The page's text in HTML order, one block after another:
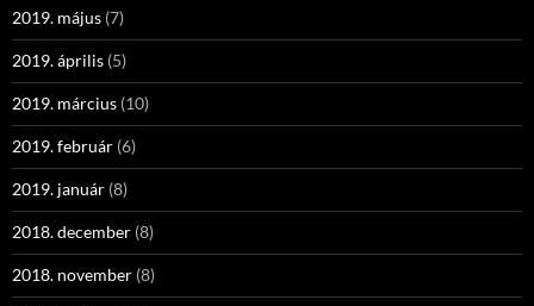
2019. május (7)
2019. április (5)
2019. március (10)
2019. február (6)
2019. január (8)
2018. december (8)
2018. november (8)